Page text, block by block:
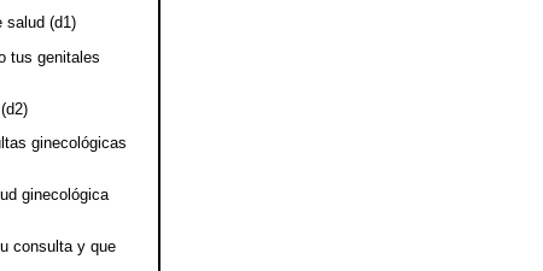
salud (d1)
tus genitales
ginecológicas
ginecológica
consulta y que